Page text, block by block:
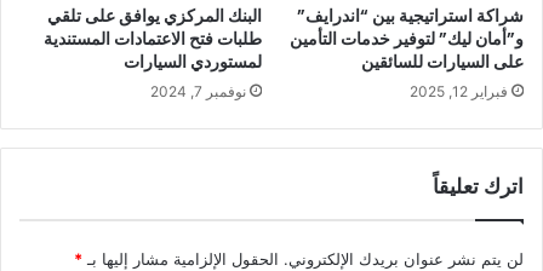
شراكة استراتيجية بين “اندرايف”
و”أمان ليك” لتوفير خدمات التأمين
على السيارات للسائقين
فبراير 12, 2025
البنك المركزي يوافق على تلقي
طلبات فتح الاعتمادات المستندية
لمستوردي السيارات
نوفمبر 7, 2024
اترك تعليقاً
لن يتم نشر عنوان بريدك الإلكتروني. الحقول الإلزامية مشار إليها بـ *